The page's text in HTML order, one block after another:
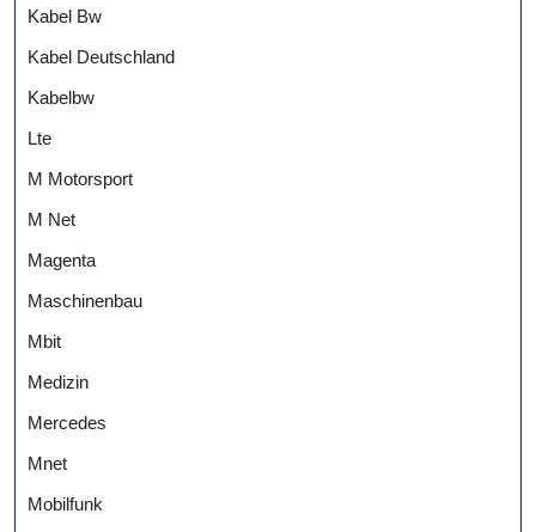
Kabel Bw
Kabel Deutschland
Kabelbw
Lte
M Motorsport
M Net
Magenta
Maschinenbau
Mbit
Medizin
Mercedes
Mnet
Mobilfunk